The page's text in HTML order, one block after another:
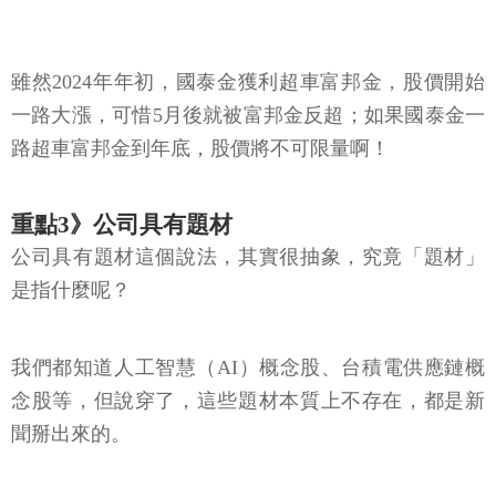
雖然2024年年初，國泰金獲利超車富邦金，股價開始
一路大漲，可惜5月後就被富邦金反超；如果國泰金一
路超車富邦金到年底，股價將不可限量啊！
重點3》公司具有題材
公司具有題材這個說法，其實很抽象，究竟「題材」
是指什麼呢？
我們都知道人工智慧（AI）概念股、台積電供應鏈概
念股等，但說穿了，這些題材本質上不存在，都是新
聞掰出來的。